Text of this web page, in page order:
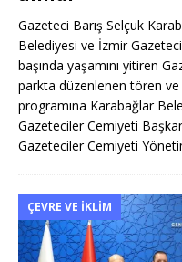
Gazeteci Barış Selçuk
Belediyesi ve İzmir
başında yaşamını yitiren
parkta düzenlenen tören
programına Karabağlar
Gazeteciler Cemiyeti
Gazeteciler Cemiyeti
ÇEVRE VE İKLIM